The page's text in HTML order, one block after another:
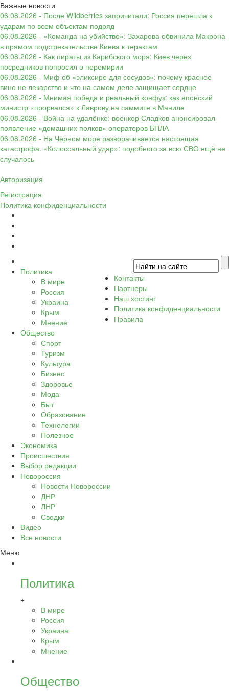
Важные новости
06.08.2026 - После Wildberries запричитали: Россия перешла к
ударам по всем объектам подряд
06.08.2026 - «Команда на убийство»: Захарова обвинила Макрона
в прямом подстрекательстве Киева к терактам
06.08.2026 - Как пираты из Карибского моря: Киев через
посредников попросил о перемирии
06.08.2026 - Миф об «эликсире для сосудов»: почему красное
вино не лекарство и что на самом деле защищает сердце
06.08.2026 - Мнимая победа и реальный конфуз: как японский
министр «прорвался» к Лаврову на саммите в Маниле
06.08.2026 - Война на удалёнке: военкор Сладков анонсировал
появление «домашних полков» операторов БПЛА
06.08.2026 - На Чёрном море разворачивается настоящая
катастрофа. «Колоссальный удар»: подобного за всю СВО ещё не
случалось
Авторизация
Регистрация
Политика конфиденциальности
Политика
В мире
Россия
Украина
Крым
Мнение
Общество
Спорт
Туризм
Культура
Бизнес
Здоровье
Мода
Быт
Образование
Технологии
Полезное
Экономика
Происшествия
Выбор редакции
Новороссия
Новости Новороссии
ДНР
ЛНР
Сводки
Видео
Все новости
Меню
Политика
+
В мире
Россия
Украина
Крым
Мнение
Общество
Контакты
Партнеры
Наш хостинг
Политика конфиденциальности
Правила